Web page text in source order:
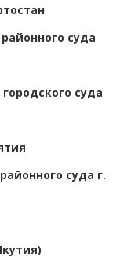
суда
суда
суда г.